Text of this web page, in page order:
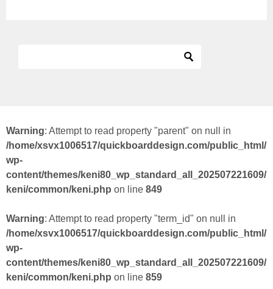
Warning: Attempt to read property "parent" on null in
/home/xsvx1006517/quickboarddesign.com/public_html/
wp-
content/themes/keni80_wp_standard_all_202507221609/
keni/common/keni.php on line 849
Warning: Attempt to read property "term_id" on null in
/home/xsvx1006517/quickboarddesign.com/public_html/
wp-
content/themes/keni80_wp_standard_all_202507221609/
keni/common/keni.php on line 859